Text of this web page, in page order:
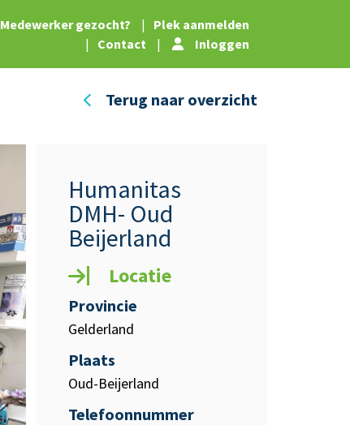
Medewerker gezocht? |
Plek aanmelden
|
Contact | Inloggen
Terug naar overzicht
Humanitas
DMH- Oud
Beijerland
Locatie
Provincie
Gelderland
Plaats
Oud-Beijerland
Telefoonnummer